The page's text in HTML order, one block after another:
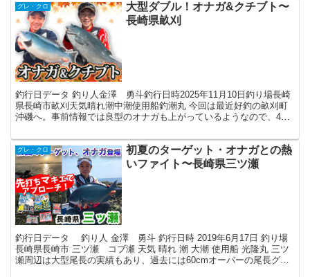
グレ・クロ
大型ダブル！オナガ&クチブト〜
長崎県畝刈
釣行日データ 釣り人金澤 勇斗釣行日時2025年11月10日釣り場長崎
県長崎市畝刈天気晴れ潮中潮使用船釣潮丸 今回は最近好釣の畝刈町
沖磯へ。事前情報では良型のオナガも上がっているようなので、40
グレ・クロ
初夏のターゲット・オナガとの熱
いファイト〜長崎県三ツ瀬
釣行日データ 釣り人 金澤 勇斗 釣行日時 2019年6月17日 釣り場
長崎県長崎市 三ツ瀬 コブ瀬 天気 晴れ 潮 大潮 使用船 光隆丸 三ツ
瀬周辺は大型尾長の実績もあり、過去には60cmオーバーの尾長グレ